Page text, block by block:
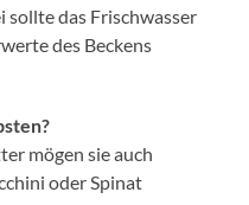
sollte das Frischwasser
des Beckens
mögen sie auch
oder Spinat